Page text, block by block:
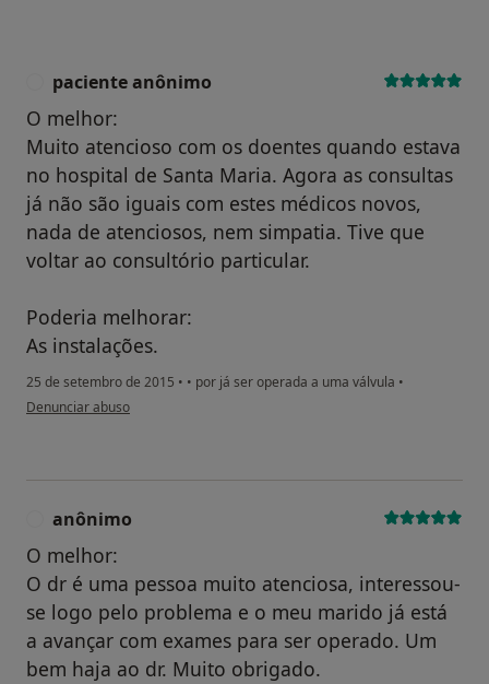
paciente anônimo
O melhor:
Muito atencioso com os doentes quando estava
no hospital de Santa Maria. Agora as consultas
já não são iguais com estes médicos novos,
nada de atenciosos, nem simpatia. Tive que
voltar ao consultório particular.
Poderia melhorar:
As instalações.
25 de setembro de 2015 • • por já ser operada a uma válvula •
na opinião do utilizador paciente anônimo
Denunciar abuso
anônimo
O melhor:
O dr é uma pessoa muito atenciosa, interessou-
se logo pelo problema e o meu marido já está
a avançar com exames para ser operado. Um
bem haja ao dr. Muito obrigado.